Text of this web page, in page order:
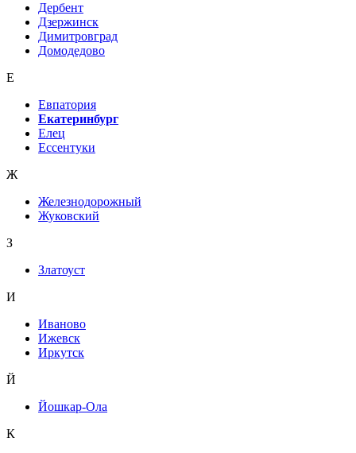
Дербент
Дзержинск
Димитровград
Домодедово
Е
Евпатория
Екатеринбург
Елец
Ессентуки
Ж
Железнодорожный
Жуковский
З
Златоуст
И
Иваново
Ижевск
Иркутск
Й
Йошкар-Ола
К